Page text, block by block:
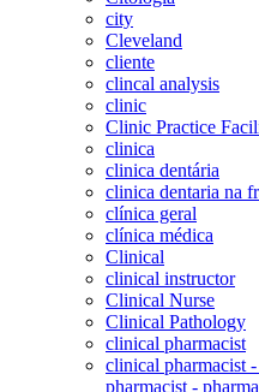
city
Cleveland
cliente
clincal analysis
clinic
Clinic Practice
clinica
clinica dentária
clinica dentaria na
clínica geral
clínica médica
Clinical
clinical instructor
Clinical Nurse
Clinical Pathology
clinical pharmacist
clinical pharmacist
pharmacist -